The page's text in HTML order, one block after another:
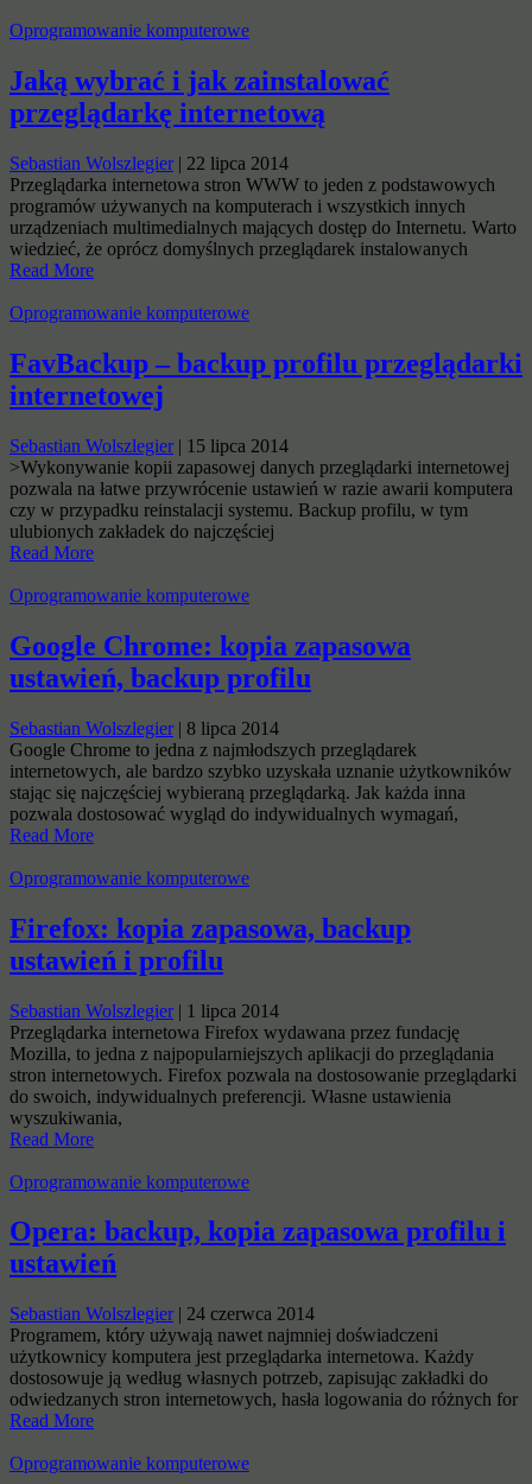
Oprogramowanie komputerowe
Jaką wybrać i jak zainstalować
przeglądarkę internetową
Sebastian Wolszlegier| 22 lipca 2014
Przeglądarka internetowa stron WWW to jeden z podstawowych
programów używanych na komputerach i wszystkich innych
urządzeniach multimedialnych mających dostęp do Internetu. Warto
wiedzieć, że oprócz domyślnych przeglądarek instalowanych
Read More
Oprogramowanie komputerowe
FavBackup – backup profilu przeglądarki
internetowej
Sebastian Wolszlegier| 15 lipca 2014
>Wykonywanie kopii zapasowej danych przeglądarki internetowej
pozwala na łatwe przywrócenie ustawień w razie awarii komputera
czy w przypadku reinstalacji systemu. Backup profilu, w tym
ulubionych zakładek do najczęściej
Read More
Oprogramowanie komputerowe
Google Chrome: kopia zapasowa
ustawień, backup profilu
Sebastian Wolszlegier| 8 lipca 2014
Google Chrome to jedna z najmłodszych przeglądarek
internetowych, ale bardzo szybko uzyskała uznanie użytkowników
stając się najczęściej wybieraną przeglądarką. Jak każda inna
pozwala dostosować wygląd do indywidualnych wymagań,
Read More
Oprogramowanie komputerowe
Firefox: kopia zapasowa, backup
ustawień i profilu
Sebastian Wolszlegier| 1 lipca 2014
Przeglądarka internetowa Firefox wydawana przez fundację
Mozilla, to jedna z najpopularniejszych aplikacji do przeglądania
stron internetowych. Firefox pozwala na dostosowanie przeglądarki
do swoich, indywidualnych preferencji. Własne ustawienia
wyszukiwania,
Read More
Oprogramowanie komputerowe
Opera: backup, kopia zapasowa profilu i
ustawień
Sebastian Wolszlegier| 24 czerwca 2014
Programem, który używają nawet najmniej doświadczeni
użytkownicy komputera jest przeglądarka internetowa. Każdy
dostosowuje ją według własnych potrzeb, zapisując zakładki do
odwiedzanych stron internetowych, hasła logowania do różnych for
Read More
Oprogramowanie komputerowe